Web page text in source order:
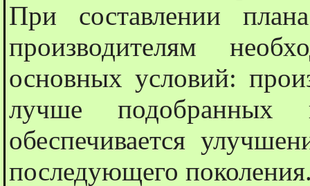
При составлении
производителям
основных условий:
лучше
обеспечивается
последующего